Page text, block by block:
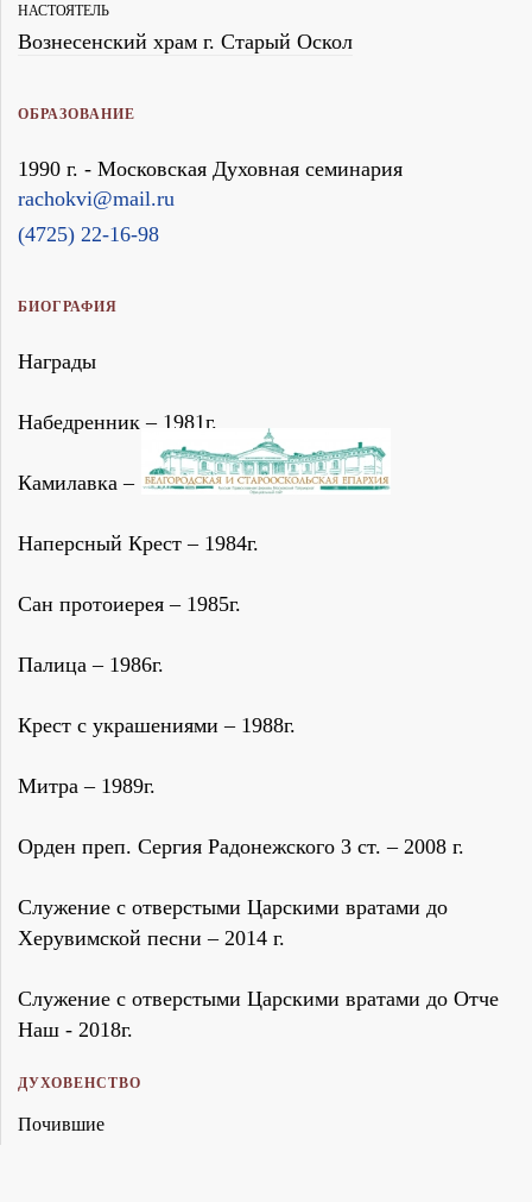
НАСТОЯТЕЛЬ
Вознесенский храм г. Старый Оскол
ОБРАЗОВАНИЕ
1990 г. - Московская Духовная семинария
rachokvi@mail.ru
(4725) 22-16-98
БИОГРАФИЯ
Награды
Набедренник – 1981г.
Камилавка – 1982г.
Наперсный Крест – 1984г.
Сан протоиерея – 1985г.
Палица – 1986г.
Крест с украшениями – 1988г.
Митра – 1989г.
Орден преп. Сергия Радонежского 3 ст. – 2008 г.
Служение с отверстыми Царскими вратами до
Херувимской песни – 2014 г.
Служение с отверстыми Царскими вратами до Отче
Наш - 2018г.
ДУХОВЕНСТВО
Почившие